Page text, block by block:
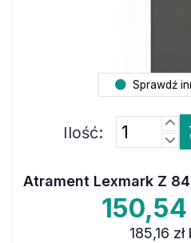
Sprawdź
Ilość:
Atrament Lexmark Z
150,54
185,16 zł